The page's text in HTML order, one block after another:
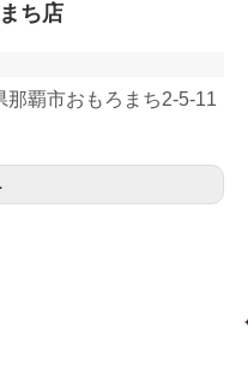
ち店
那覇市おもろまち2-5-11